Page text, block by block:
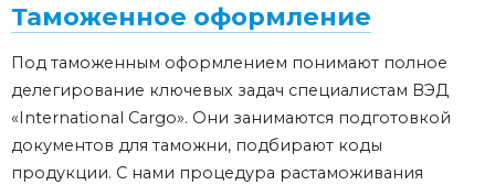
Таможенное оформление
Под таможенным оформлением понимают полное
делегирование ключевых задач специалистам ВЭД
«International Cargo». Они занимаются подготовкой
документов для таможни, подбирают коды
продукции. С нами процедура растаможивания